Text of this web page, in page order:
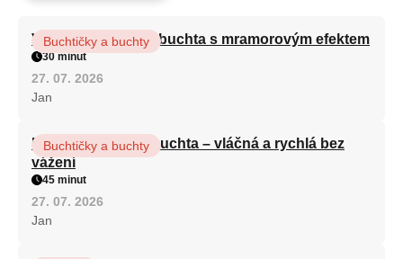
Vláčná olejová litá buchta s mramorovým efektem
Buchtičky a buchty
30 minut
27. 07. 2026
Jan
Hrnková maková buchta – vláčná a rychlá bez
vážení
Buchtičky a buchty
45 minut
27. 07. 2026
Jan